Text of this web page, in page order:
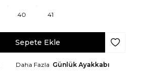
40 41
Sepete Ekle Favoriye
Daha Fazla Günlük Ayakkabı